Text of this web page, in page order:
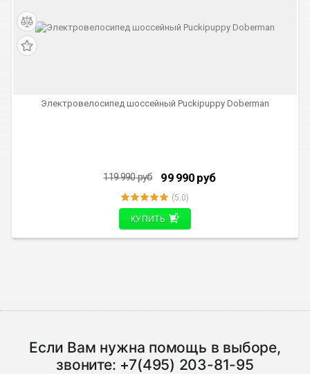
Электровелосипед шоссейный Puckipuppy Doberman
119 990руб 99 990 руб
(5.0)
КУПИТЬ
Если Вам нужна помощь в выборе,
звоните: +7(495) 203-81-95